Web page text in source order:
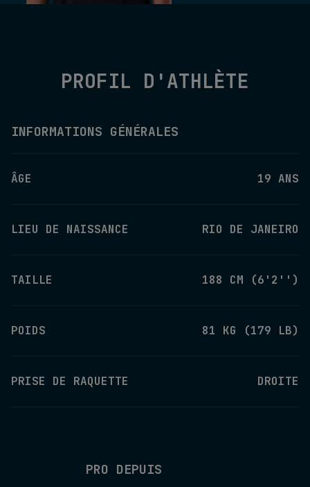
PROFIL D'ATHLÈTE
INFORMATIONS GÉNÉRALES
ÂGE 19 ANS
LIEU DE NAISSANCE RIO DE JANEIRO
TAILLE 188 CM (6'2'')
POIDS 81 KG (179 LB)
PRISE DE RAQUETTE DROITE
PRO DEPUIS